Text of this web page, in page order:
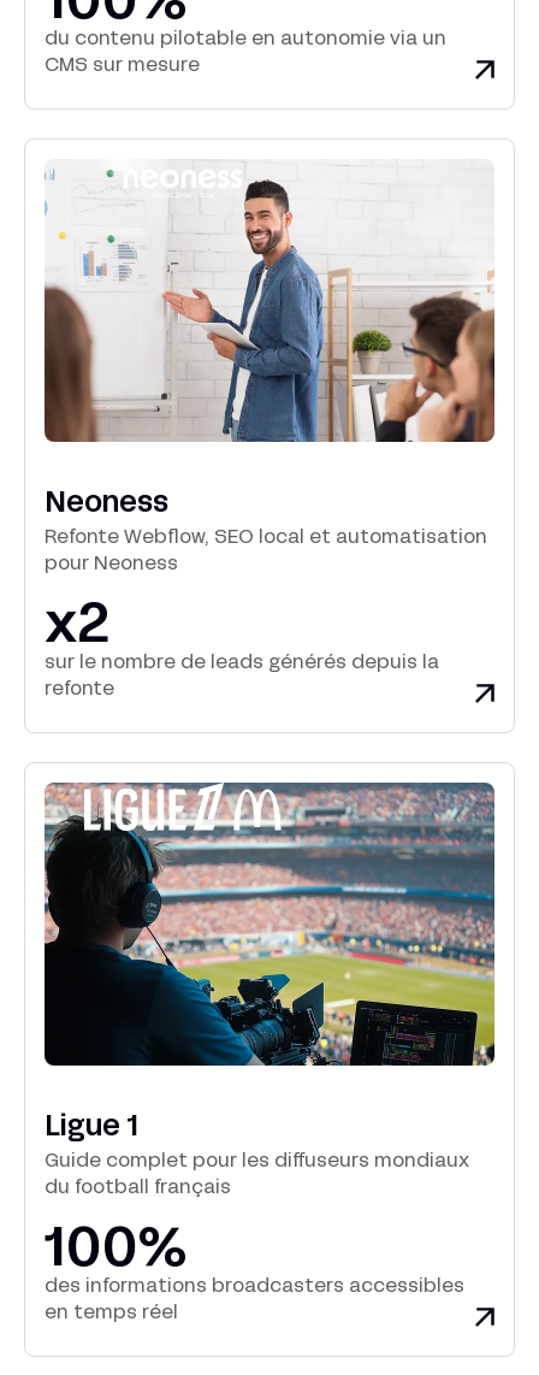
du contenu pilotable en autonomie via un
CMS sur mesure
Neoness
Refonte Webflow, SEO local et automatisation
pour Neoness
x2
sur le nombre de leads générés depuis la
refonte
Ligue 1
Guide complet pour les diffuseurs mondiaux
du football français
100%
des informations broadcasters accessibles
en temps réel